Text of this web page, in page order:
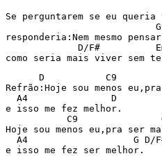
Se perguntarem se eu
responderia:Nem mesmo pensar
D/F#
como seria mais viver sem
D           C9
Refrão:Hoje sou menos
  A4               D
e isso me fez melhor.
C9
Hoje sou menos eu,pra ser
A4                   G D/
e isso me fez ser melhor.